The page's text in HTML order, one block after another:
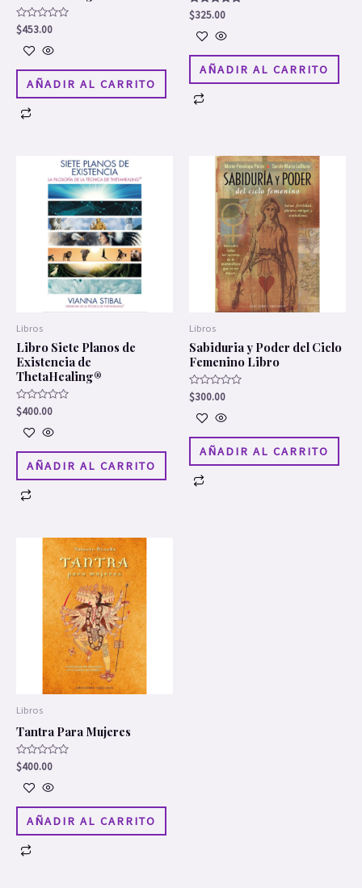
Valorado
en
de
$453.00
AÑADIR AL CARRITO
Valorado en
5.00
de 5
$325.00
AÑADIR AL CARRITO
Libros
Libro Siete Planos de
Existencia de
ThetaHealing®
Valorado
en
de
$400.00
AÑADIR AL CARRITO
Libros
Sabiduria y Poder del Ciclo
Femenino Libro
Valorado
en
de
$300.00
AÑADIR AL CARRITO
Libros
Tantra Para Mujeres
Valorado
en
de
$400.00
AÑADIR AL CARRITO